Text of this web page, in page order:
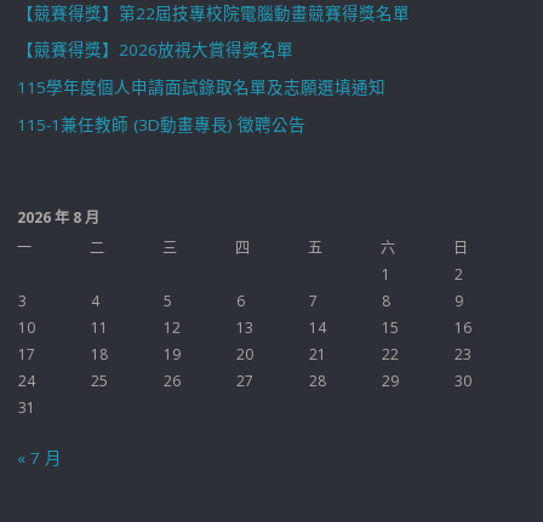
【競賽得獎】第22屆技專校院電腦動畫競賽得獎名單
【競賽得獎】2026放視大賞得獎名單
115學年度個人申請面試錄取名單及志願選填通知
115-1兼任教師 (3D動畫專長) 徵聘公告
2026 年 8 月
一
二 三 四 五 六
日
1
2
3
4 5 6 7 8
9
10
11 12 13 14 15
16
17
18 19 20 21 22
23
24
25 26 27 28 29
30
31
« 7 月